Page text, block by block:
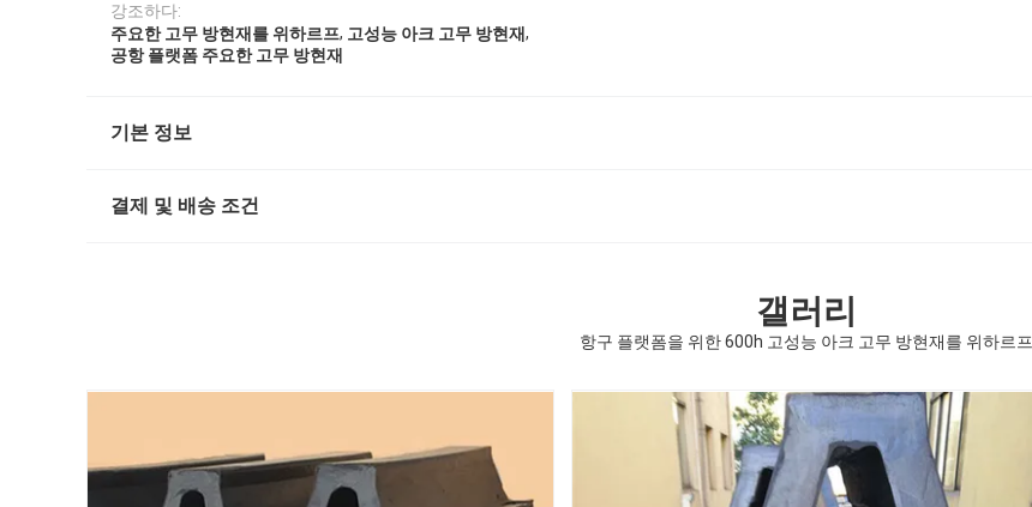
강조하다:
주요한 고무 방현재를 위하르프, 고성능 아크 고무 방현재,
공항 플랫폼 주요한 고무 방현재
기본 정보
결제 및 배송 조건
갤러리
항구 플랫폼을 위한 600h 고성능 아크 고무 방현재를 위하르프